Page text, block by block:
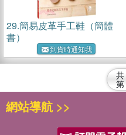
29.簡易皮革手工鞋（簡體
書）
到貨時通知我
共
第
網站導航 >>